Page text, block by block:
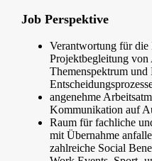
Job Perspektive
Verantwortung für
Projektbegleitung
Themenspektrum
angenehme
Kommunikation auf
Raum für fachliche
mit Übernahme
zahlreiche Social